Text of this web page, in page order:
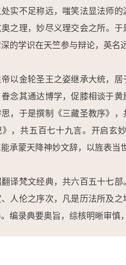
实不足称远，嗤笑法显法师
奥之理，妙尽义理交会之所。
学识在天竺参与辩论，英名
以金轮圣王之姿继承大统，
念其通达博学，促膝相谈于
，于是撰制《三藏圣教序》
，共五百七十九言。开启玄
承蒙天降神妙文辞，以旌表当
译梵文经典，共六百五十七
人伦之序次，凡是历法所及
编录典要奥旨，综核明晰审慎